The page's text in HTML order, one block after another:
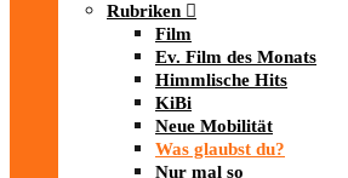
Rubriken
Film
Ev. Film des Monats
Himmlische Hits
KiBi
Neue Mobilität
Was glaubst du?
Nur mal so